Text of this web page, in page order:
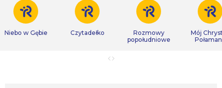
Niebo w Gębie Czytadełko
Rozmowy
popołudniowe
Mój